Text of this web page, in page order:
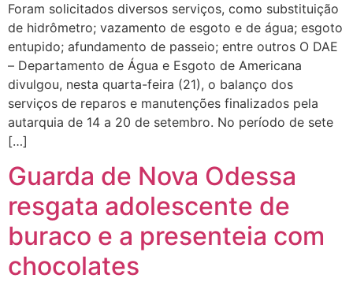
Foram solicitados diversos serviços, como substituição
de hidrômetro; vazamento de esgoto e de água; esgoto
entupido; afundamento de passeio; entre outros O DAE
– Departamento de Água e Esgoto de Americana
divulgou, nesta quarta-feira (21), o balanço dos
serviços de reparos e manutenções finalizados pela
autarquia de 14 a 20 de setembro. No período de sete
[…]
Guarda de Nova Odessa
resgata adolescente de
buraco e a presenteia com
chocolates